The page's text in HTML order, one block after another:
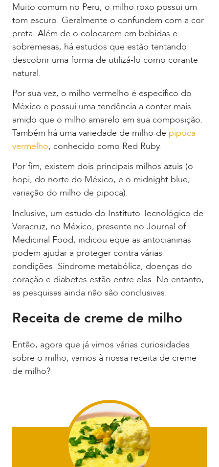
Muito comum no Peru, o milho roxo possui um
tom escuro. Geralmente o confundem com a cor
preta. Além de o colocarem em bebidas e
sobremesas, há estudos que estão tentando
descobrir uma forma de utilizá-lo como corante
natural.
Por sua vez, o milho vermelho é específico do
México e possui uma tendência a conter mais
amido que o milho amarelo em sua composição.
Também há uma variedade de milho de pipoca
vermelho, conhecido como Red Ruby.
Por fim, existem dois principais milhos azuis (o
hopi, do norte do México, e o midnight blue,
variação do milho de pipoca).
Inclusive, um estudo do Instituto Tecnológico de
Veracruz, no México, presente no Journal of
Medicinal Food, indicou eque as antocianinas
podem ajudar a proteger contra várias
condições. Síndrome metabólica, doenças do
coração e diabetes estão entre elas. No entanto,
as pesquisas ainda não são conclusivas.
Receita de creme de milho
Então, agora que já vimos várias curiosidades
sobre o milho, vamos à nossa receita de creme
de milho?